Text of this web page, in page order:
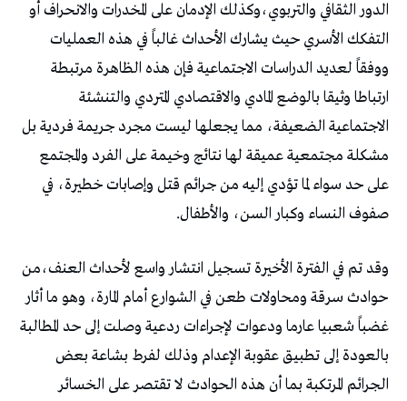
الدور الثقافي والتربوي،وكذلك الإدمان على المخدرات والانحراف أو
التفكك الأسري حيث يشارك الأحداث غالباً في هذه العمليات
ووفقاً لعديد الدراسات الاجتماعية فإن هذه الظاهرة مرتبطة
ارتباطا وثيقا بالوضع المادي والاقتصادي المتردي والتنشئة
الاجتماعية الضعيفة، مما يجعلها ليست مجرد جريمة فردية بل
مشكلة مجتمعية عميقة لها نتائج وخيمة على الفرد والمجتمع
على حد سواء لما تؤدي إليه من جرائم قتل وإصابات خطيرة، في
صفوف النساء وكبار السن، والأطفال.
وقد تم في الفترة الأخيرة تسجيل انتشار واسع لأحداث العنف،من
حوادث سرقة ومحاولات طعن في الشوارع أمام المارة، وهو ما أثار
غضباً شعبيا عارما ودعوات لإجراءات ردعية وصلت إلى حد المطالبة
بالعودة إلى تطبيق عقوبة الإعدام وذلك لفرط بشاعة بعض
الجرائم المرتكبة بما أن هذه الحوادث لا تقتصر على الخسائر